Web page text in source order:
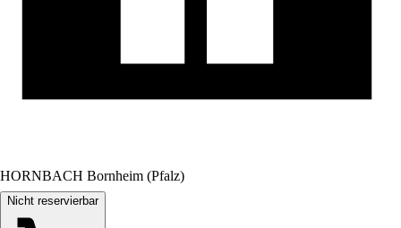
HORNBACH Bornheim (Pfalz)
Nicht reservierbar